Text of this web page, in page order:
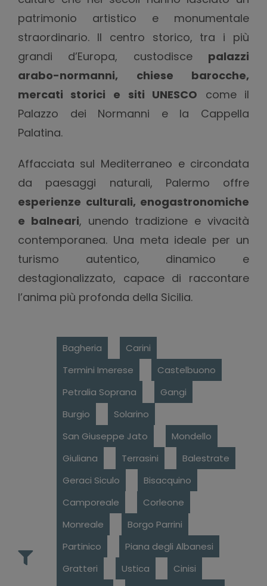
patrimonio artistico e monumentale
straordinario. Il centro storico, tra i più
grandi d’Europa, custodisce palazzi
arabo-normanni, chiese barocche,
mercati storici e siti UNESCO come il
Palazzo dei Normanni e la Cappella
Palatina.
Affacciata sul Mediterraneo e circondata
da paesaggi naturali, Palermo offre
esperienze culturali, enogastronomiche
e balneari, unendo tradizione e vivacità
contemporanea. Una meta ideale per un
turismo autentico, dinamico e
destagionalizzato, capace di raccontare
l’anima più profonda della Sicilia.
Bagheria
Carini
Termini Imerese
Castelbuono
Petralia Soprana
Gangi
Burgio
Solarino
San Giuseppe Jato
Mondello
Giuliana
Terrasini
Balestrate
Geraci Siculo
Bisacquino
Camporeale
Corleone
Monreale
Borgo Parrini
Partinico
Piana degli Albanesi
Gratteri
Ustica
Cinisi